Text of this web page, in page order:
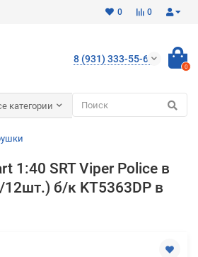
0
0
8 (931) 333-55-65
0
категории
1:40 SRT Viper Police в
12шт.) б/к KT5363DP в